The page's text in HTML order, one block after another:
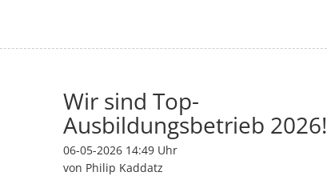
Wir sind Top-
Ausbildungsbetrieb 2026!
06-05-2026 14:49 Uhr
von Philip Kaddatz